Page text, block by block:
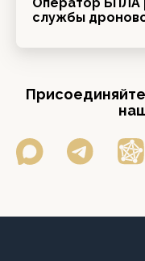
службы